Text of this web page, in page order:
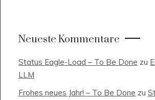
Neueste Kommentare
Status Eagle-Load – To Be Done zu
LLM
Frohes neues Jahr! – To Be Done zu